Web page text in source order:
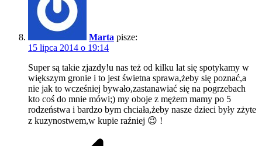
Marta pisze:
15 lipca 2014 o 19:14
Super są takie zjazdy!u nas też od kilku lat się spotykamy w
większym gronie i to jest świetna sprawa,żeby się poznać,a
nie jak to wcześniej bywało,zastanawiać się na pogrzebach
kto coś do mnie mówi;) my oboje z mężem mamy po 5
rodzeństwa i bardzo bym chciała,żeby nasze dzieci były zżyte
z kuzynostwem,w kupie raźniej 😉 !